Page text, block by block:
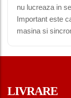
nu lucreaza in
Important este
masina si
LIVRARE